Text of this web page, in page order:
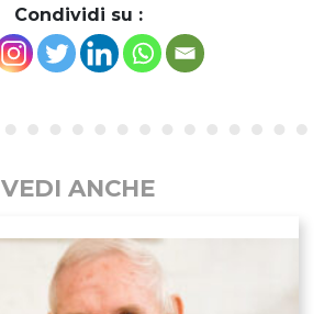
Condividi su :
VEDI ANCHE